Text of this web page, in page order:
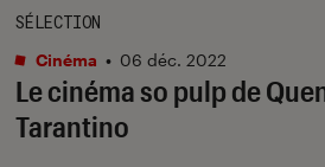
Le cinéma so pulp de
Tarantino
SÉLECTION
Cinéma • 06 déc. 2022